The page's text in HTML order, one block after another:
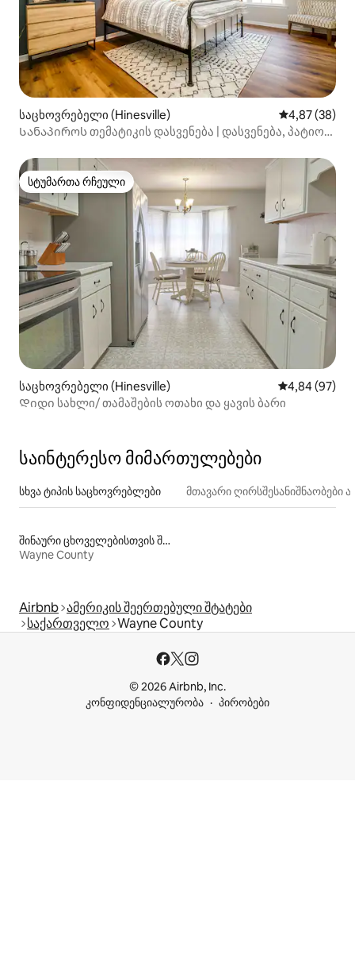
საცხოვრებელი (Hinesville) საშუალო
4,87 (38)
Სანაპიროს თემატიკის დასვენება | დასვენება, პატიო
სტუმართა რჩეული
სტუმართა რჩეული
საცხოვრებელი (Hinesville) საშუალო
4,84 (97)
Დიდი სახლი/ თამაშების ოთახი და ყავის ბარი
საინტერესო მიმართულებები
სხვა ტიპის საცხოვრებლები მთავარი
შინაური ცხოველებისთვის შესაფერისი დასაქირავებელი საცხოვრებლები
Wayne County
Airbnb ამერიკის შეერთებული შტატები
საქართველო Wayne County
© 2026 Airbnb, Inc.
კონფიდენციალურობა
პირობები